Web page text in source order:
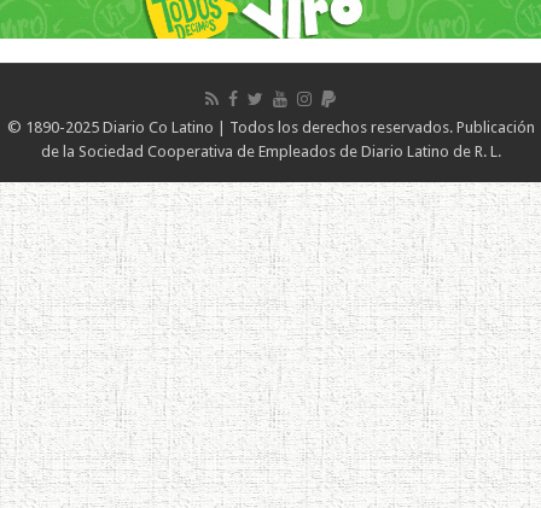
© 1890-2025 Diario Co Latino | Todos los derechos reservados. Publicación
de la Sociedad Cooperativa de Empleados de Diario Latino de R. L.